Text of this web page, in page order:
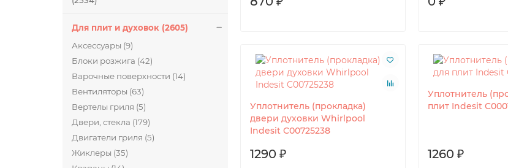
Для плит и духовок (2605)
Аксессуары (9)
Блоки розжига (42)
Варочные поверхности (14)
Вентиляторы (63)
Вертелы гриля (5)
Двери, стекла (179)
Двигатели гриля (5)
Жиклеры (35)
Уплотнитель (прокладка)
двери духовки Whirlpool
Indesit C00725238
1290 ₽
Уплотнитель
плит Indesit
1260 ₽